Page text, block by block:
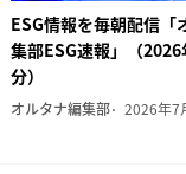
ESG情報を毎朝配信「
集部ESG速報」（
分）
オルタナ編集部 2026年7